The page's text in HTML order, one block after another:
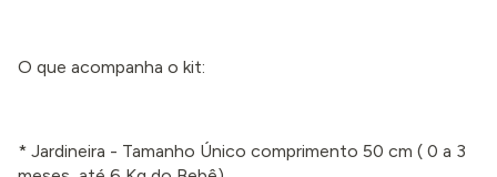
O que acompanha o kit:
* Jardineira - Tamanho Único comprimento 50 cm ( 0 a 3